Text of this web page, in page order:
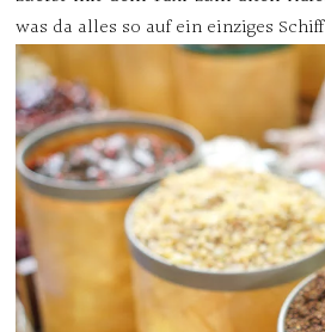
was da alles so auf ein einziges